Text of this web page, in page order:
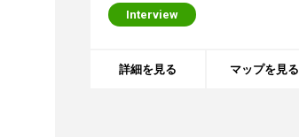
ビル外観にも気を遣いながら、内側
れている。
Interview
詳細を見る マップを見る